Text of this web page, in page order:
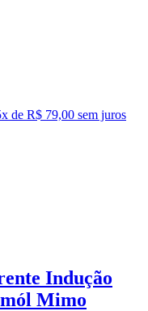
x de R$ 79,00 sem juros
Indução
Mimo